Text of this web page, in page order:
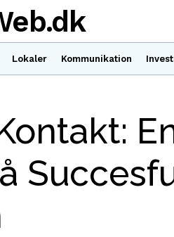
Lokaler Kommunikation